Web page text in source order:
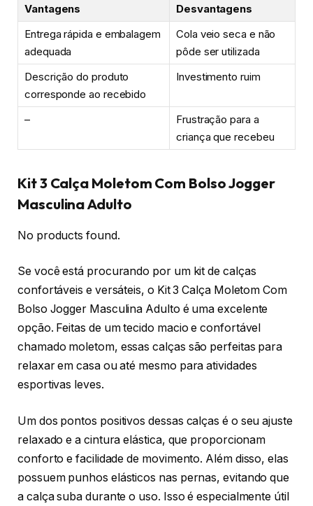
Vantagens
Desvantagens
Entrega rápida e embalagem
adequada
Cola veio seca e não
pôde ser utilizada
Descrição do produto
corresponde ao recebido
Investimento ruim
–
Frustração para a
criança que recebeu
Kit 3 Calça Moletom Com Bolso Jogger
Masculina Adulto
No products found.
Se você está procurando por um kit de calças
confortáveis e versáteis, o Kit 3 Calça Moletom Com
Bolso Jogger Masculina Adulto é uma excelente
opção. Feitas de um tecido macio e confortável
chamado moletom, essas calças são perfeitas para
relaxar em casa ou até mesmo para atividades
esportivas leves.
Um dos pontos positivos dessas calças é o seu ajuste
relaxado e a cintura elástica, que proporcionam
conforto e facilidade de movimento. Além disso, elas
possuem punhos elásticos nas pernas, evitando que
a calça suba durante o uso. Isso é especialmente útil